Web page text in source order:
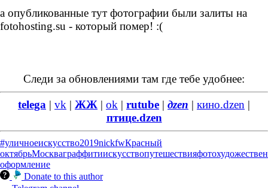
а опубликованные тут фотографии были залиты на
fotohosting.su - который помер! :(
Следи за обновлениями там где тебе удобнее:
telega | vk | ЖЖ | ok | rutube | дzen | кино.dzen |
птице.dzen
#уличноеискусство2019nickfwКрасный
октябрьМоскваграффитиискусствопутешествияфото
оформление
Donate to this author